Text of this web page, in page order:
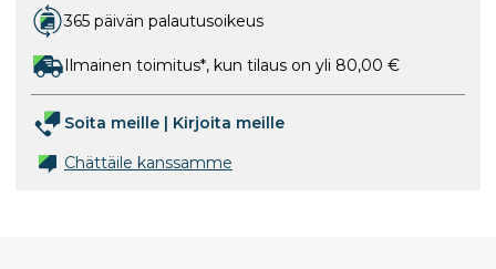
365 päivän palautusoikeus
Ilmainen toimitus*, kun tilaus on yli 80,00 €
Soita meille
Kirjoita meille
Chättäile kanssamme